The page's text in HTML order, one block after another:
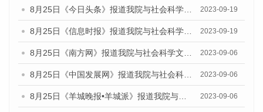
8月25日《今日头条》报道我院与社会科学文献出版社联合发布《广州蓝皮书：广州创新型城市发展报告（2023）》的媒体文章 2023-09-19
8月25日《信息时报》报道我院与社会科学文献出版社联合发布《广州蓝皮书：广州创新型城市发展报告（2023）》的媒体文章 2023-09-19
8月25日《南方网》报道我院与社会科学文献出版社联合发布《广州蓝皮书：广州创新型城市发展报告（2023）》的媒体文章 2023-09-06
8月25日《中国发展网》报道我院与社会科学文献出版社联合发布《广州蓝皮书：广州创新型城市发展报告（2023）》的媒体文章 2023-09-06
8月25日《羊城晚报•羊城派》报道我院与社会科学文献出版社联合发布《广州蓝皮书：广州创新型城市发展报告（2023）》的媒体文章 2023-09-06